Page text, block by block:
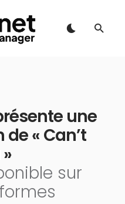
une
« Can’t
sur